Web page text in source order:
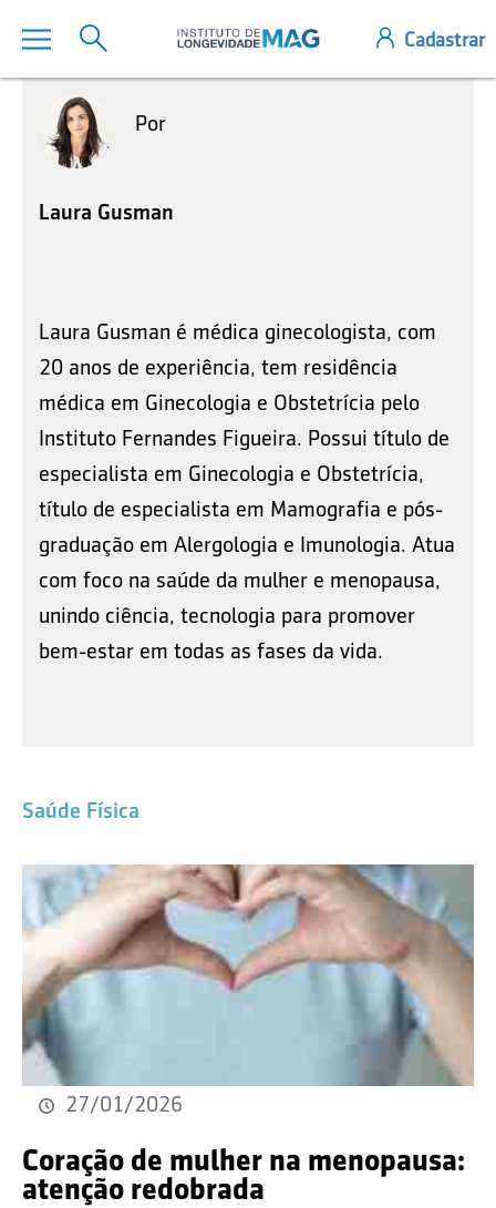
Por
Laura Gusman
Laura Gusman é médica ginecologista, com
20 anos de experiência, tem residência
médica em Ginecologia e Obstetrícia pelo
Instituto Fernandes Figueira. Possui título de
especialista em Ginecologia e Obstetrícia,
título de especialista em Mamografia e pós-
graduação em Alergologia e Imunologia. Atua
com foco na saúde da mulher e menopausa,
unindo ciência, tecnologia para promover
bem-estar em todas as fases da vida.
Saúde Física
27/01/2026
Coração de mulher na menopausa:
atenção redobrada